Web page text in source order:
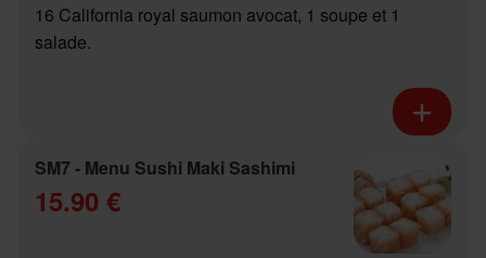
16 California royal saumon avocat, 1 soupe et 1
salade.
SM7 - Menu Sushi Maki Sashimi
15.90 €